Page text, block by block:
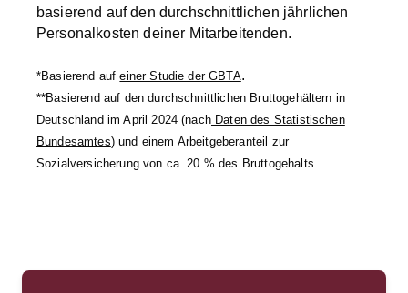
basierend auf den durchschnittlichen jährlichen
Personalkosten deiner Mitarbeitenden.
*Basierend aufeiner Studie der GBTA.
**Basierend auf den durchschnittlichen Bruttogehältern in
Deutschland im April 2024 (nachDaten des Statistischen
Bundesamtes) und einem Arbeitgeberanteil zur
Sozialversicherung von ca. 20 % des Bruttogehalts